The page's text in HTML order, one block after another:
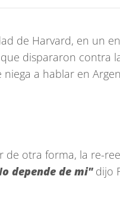
de Harvard, en un
dispararon contra
niega a hablar en
de otra forma, la re-
depende de mi"dijo